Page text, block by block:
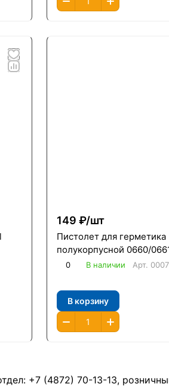
149 ₽/шт
Пистолет для герметика
полукорпусной 0660/
0 В наличии Арт.
В корзину
+7 (4872) 70-13-13,